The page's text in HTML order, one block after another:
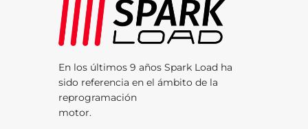
En los últimos 9 años Spark Load ha
sido referencia en el ámbito de la
reprogramación
motor.